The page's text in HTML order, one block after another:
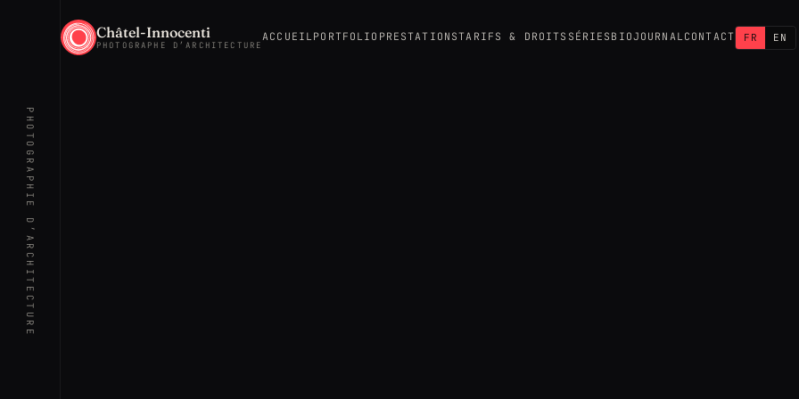
Châtel-Innocenti
PHOTOGRAPHE D’ARCHITECTURE
ACCUEIL PORTFOLIO PRESTATIONSTARIFS & DROITS SÉRIES BIOJOURNAL CONTACT FR EN
PHOTOGRAPHIE D’ARCHITECTURE